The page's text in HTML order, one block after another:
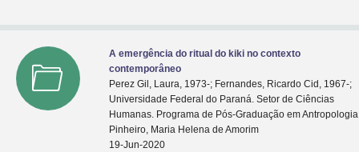
A emergência do ritual do kiki no contexto
contemporâneo
Perez Gil, Laura, 1973-; Fernandes, Ricardo Cid, 1967-;
Universidade Federal do Paraná. Setor de Ciências
Humanas. Programa de Pós-Graduação em Antropologia
Pinheiro, Maria Helena de Amorim
19-Jun-2020